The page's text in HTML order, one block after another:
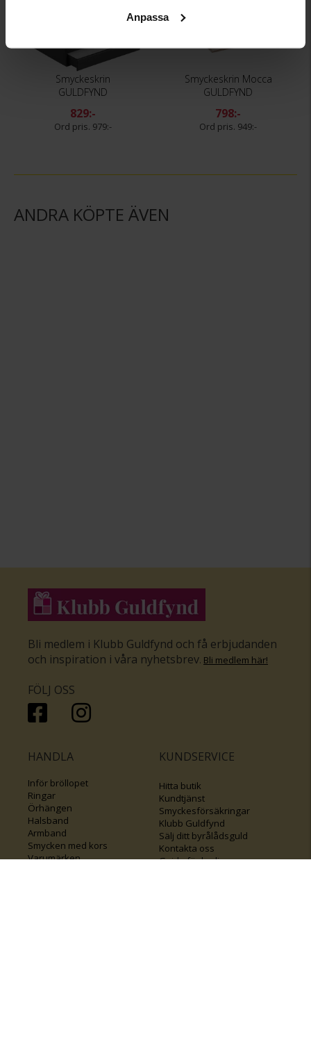
Anpassa
Smyckeskrin
GULDFYND
829:-
979:-
Smyckeskrin Mocca
GULDFYND
798:-
949:-
ANDRA KÖPTE ÄVEN
Bli medlem i Klubb Guldfynd och få erbjudanden
och inspiration i våra nyhetsbrev. Bli medlem här!
FÖLJ OSS
HANDLA
Inför bröllopet
Ringar
Örhängen
Halsband
Armband
Smycken med kors
Varumärken
KUNDSERVICE
Hitta butik
Kundtjänst
Smyckesförsäkringar
Klubb Guldfynd
Sälj ditt byrålådsguld
Kontakta oss
Guide för kedjor